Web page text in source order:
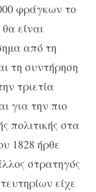
φράγκων το
είναι
από τη
τη συντήρηση
τριετία
για την πιο
πολιτικής στα
1828 ήρθε
στρατηγός
είχε